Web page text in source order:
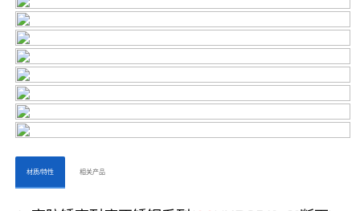
ㅤㅤ材质/特性ㅤㅤ ㅤㅤ相关产品ㅤㅤㅤ